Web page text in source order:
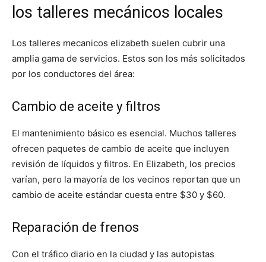
los talleres mecánicos locales
Los talleres mecanicos elizabeth suelen cubrir una
amplia gama de servicios. Estos son los más solicitados
por los conductores del área:
Cambio de aceite y filtros
El mantenimiento básico es esencial. Muchos talleres
ofrecen paquetes de cambio de aceite que incluyen
revisión de líquidos y filtros. En Elizabeth, los precios
varían, pero la mayoría de los vecinos reportan que un
cambio de aceite estándar cuesta entre $30 y $60.
Reparación de frenos
Con el tráfico diario en la ciudad y las autopistas